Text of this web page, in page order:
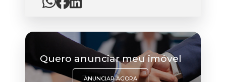
Quero anunciar meu imóvel
ANUNCIAR AGORA